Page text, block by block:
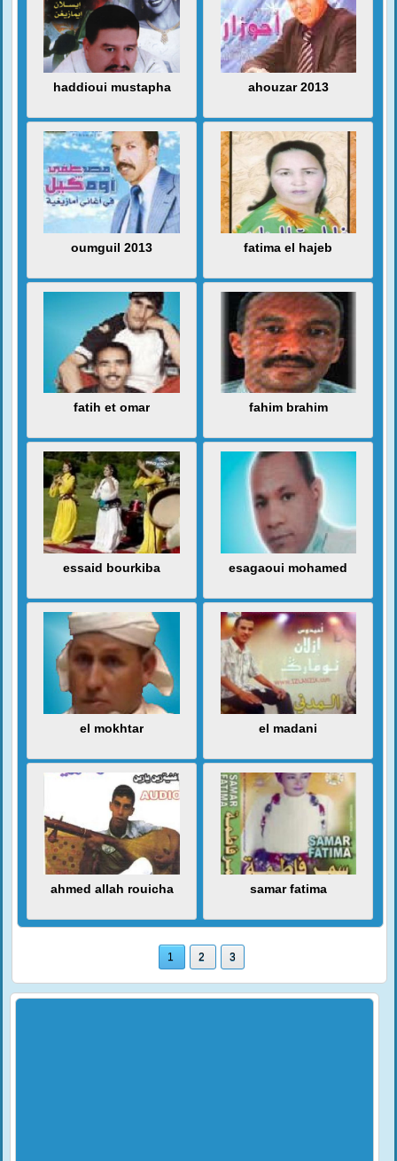
haddioui mustapha ahouzar 2013
oumguil 2013 fatima el hajeb
fatih et omar fahim brahim
essaid bourkiba esagaoui mohamed
el mokhtar el madani
ahmed allah rouicha samar fatima
1 2 3